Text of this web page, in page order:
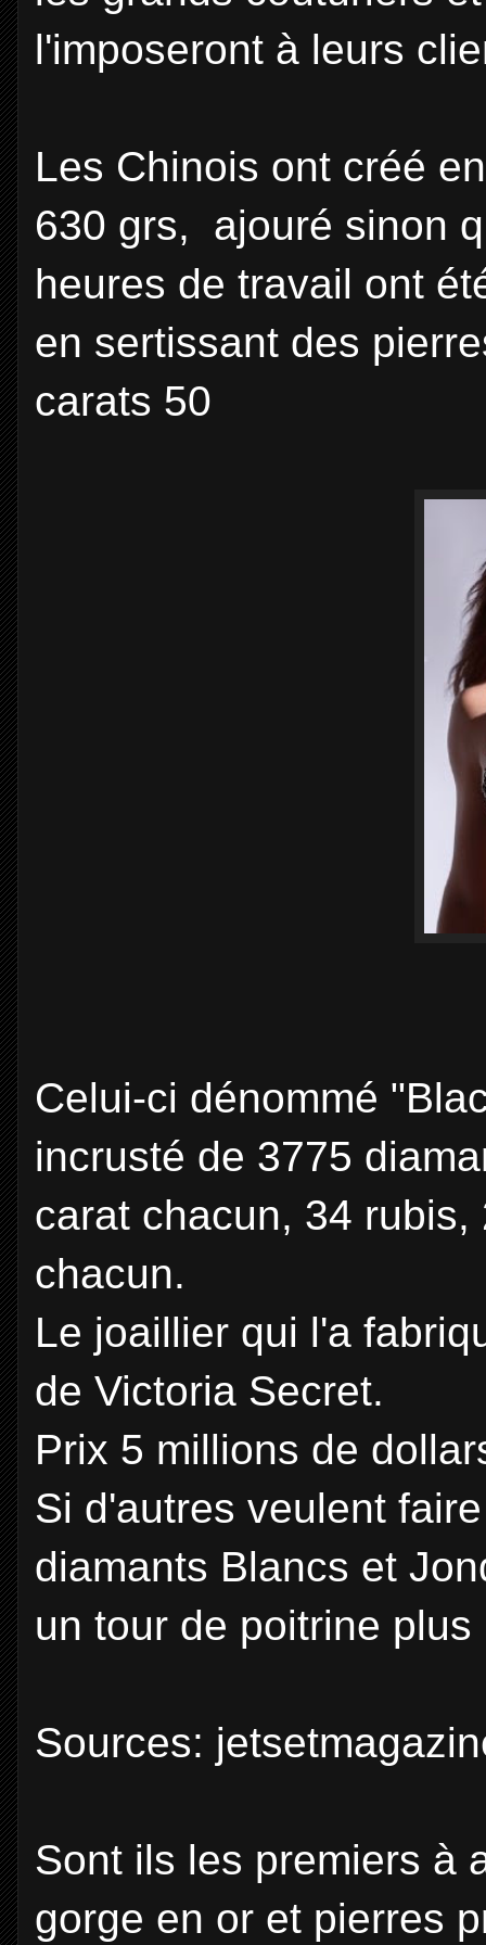
l'imposeront à leurs
Les Chinois ont créé
630 grs, ajouré sinon
heures de travail ont
en sertissant des
carats 50
Celui-ci dénommé
incrusté de 3775
carat chacun, 34
chacun.
Le joaillier qui l'a
de Victoria Secret.
Prix 5 millions de
Si d'autres veulent
diamants Blancs et
un tour de poitrine
Sources:
Sont ils les premiers à
gorge en or et pierres